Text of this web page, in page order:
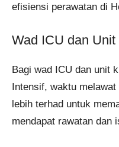
efisiensi perawatan di
Wad ICU dan
Bagi wad ICU dan unit
Intensif, waktu
lebih terhad untuk
mendapat rawatan dan